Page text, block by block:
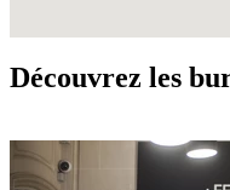
Découvrez les